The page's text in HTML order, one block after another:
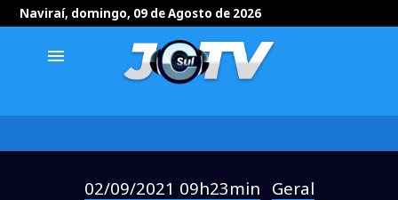
Naviraí, domingo, 09 de Agosto de 2026
menu
02/09/2021 09h23min Geral